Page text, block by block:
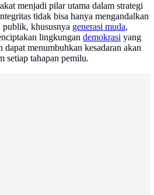
menjadi pilar utama dalam strategi
tidak bisa hanya mengandalkan
publik, khususnya generasi muda,
lingkungan demokrasi yang
menumbuhkan kesadaran akan
setiap tahapan pemilu.